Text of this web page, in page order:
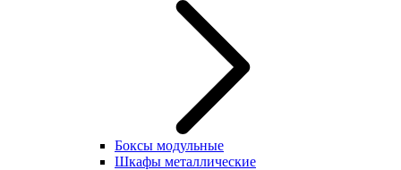
Боксы модульные
Шкафы металлические